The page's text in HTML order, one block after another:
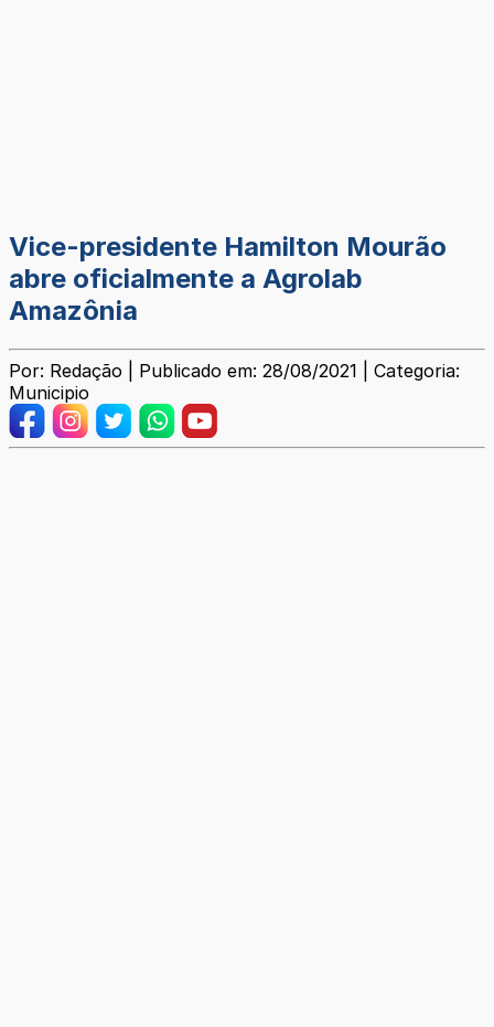
Vice-presidente Hamilton Mourão
abre oficialmente a Agrolab
Amazônia
Por: Redação | Publicado em: 28/08/2021 | Categoria:
Municipio